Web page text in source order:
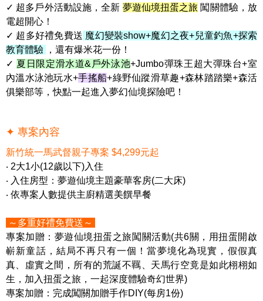
✓ 超多戶外活動設施，全新 夢遊仙境扭蛋之旅 闖關體驗，放
電超開心！
✓ 超多好禮免費送 魔幻變裝show+魔幻之夜+兒童釣魚+探索
教育體驗
，還有爆米花一份！
✓ 夏日限定滑水道&戶外泳池+Jumbo彈珠王超大彈珠台+室
內溫水泳池玩水+手搖船+綠野仙蹤滑草趣+森林踏踏樂+森活
俱樂部等，快點一起進入夢幻仙境探險吧！
✦ 專案內容
新竹統一馬武督親子專案 $4,299元起
‧ 2大1小(12歲以下)入住
‧ 入住房型：夢遊仙境主題豪華客房(二大床)
‧ 依專案人數提供主廚精選美饌早餐
～多重好禮免費送～
專案加贈：夢遊仙境扭蛋之旅闖關活動(共6關，用扭蛋開啟
嶄新童話，結局不再只有一個！當夢境化為現實，假假真
真、虛實之間，所有的荒誕不羈、天馬行空竟是如此栩栩如
生，加入扭蛋之旅，一起深度體驗奇幻世界)
專案加贈：完成闖關加贈手作DIY(每房1份)